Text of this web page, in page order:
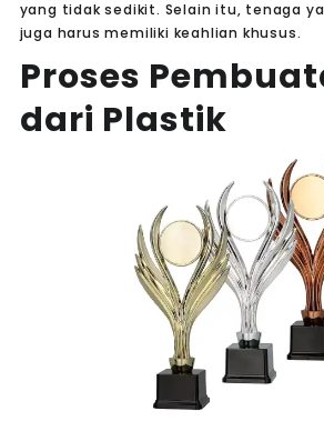
yang tidak sedikit. Selain itu, tenaga
juga harus memiliki keahlian khusus.
Proses
dari Plastik